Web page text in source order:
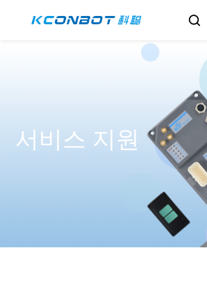
서비스 지원